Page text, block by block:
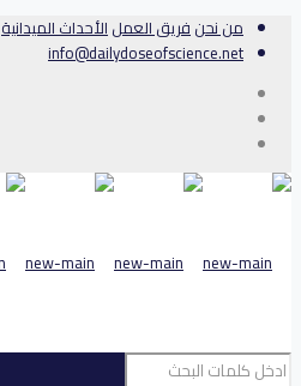
من نحنفريق العملالأحداث الميدانية
info@dailydoseofscience.net